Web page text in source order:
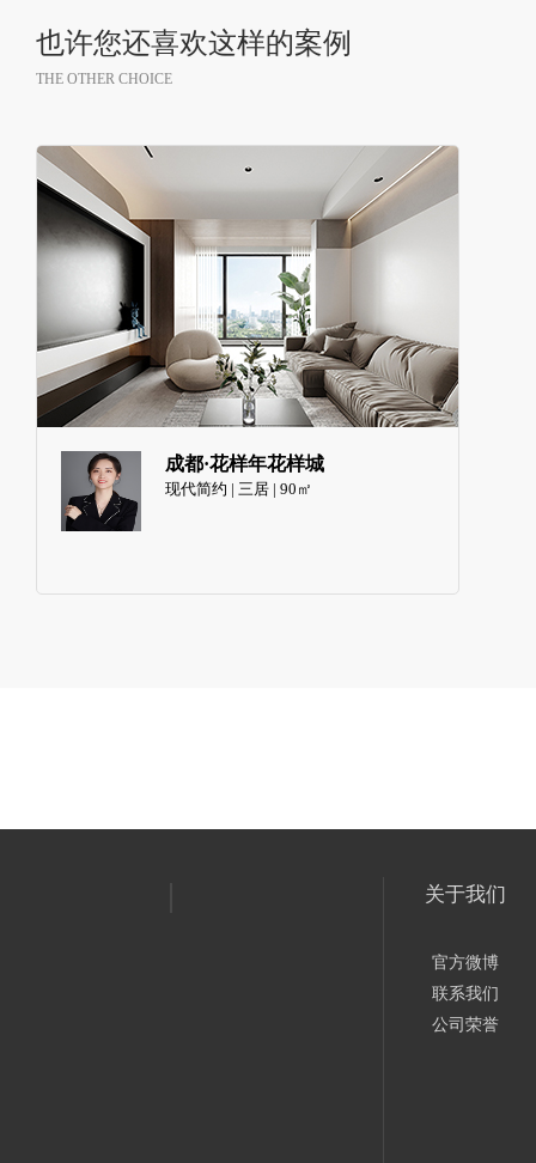
也许您还喜欢这样的案例
THE OTHER CHOICE
成都·花样年花样城
现代简约 | 三居 | 90㎡
关于我们
官方微博
联系我们
公司荣誉